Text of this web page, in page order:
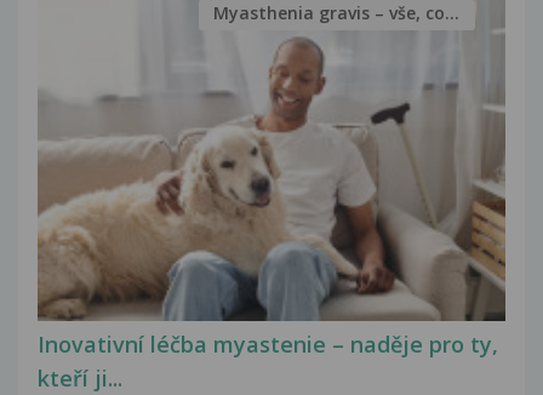
Inovativní léčba myastenie – naděje pro ty,
kteří ji...
Myasthenia gravis – vše, co...